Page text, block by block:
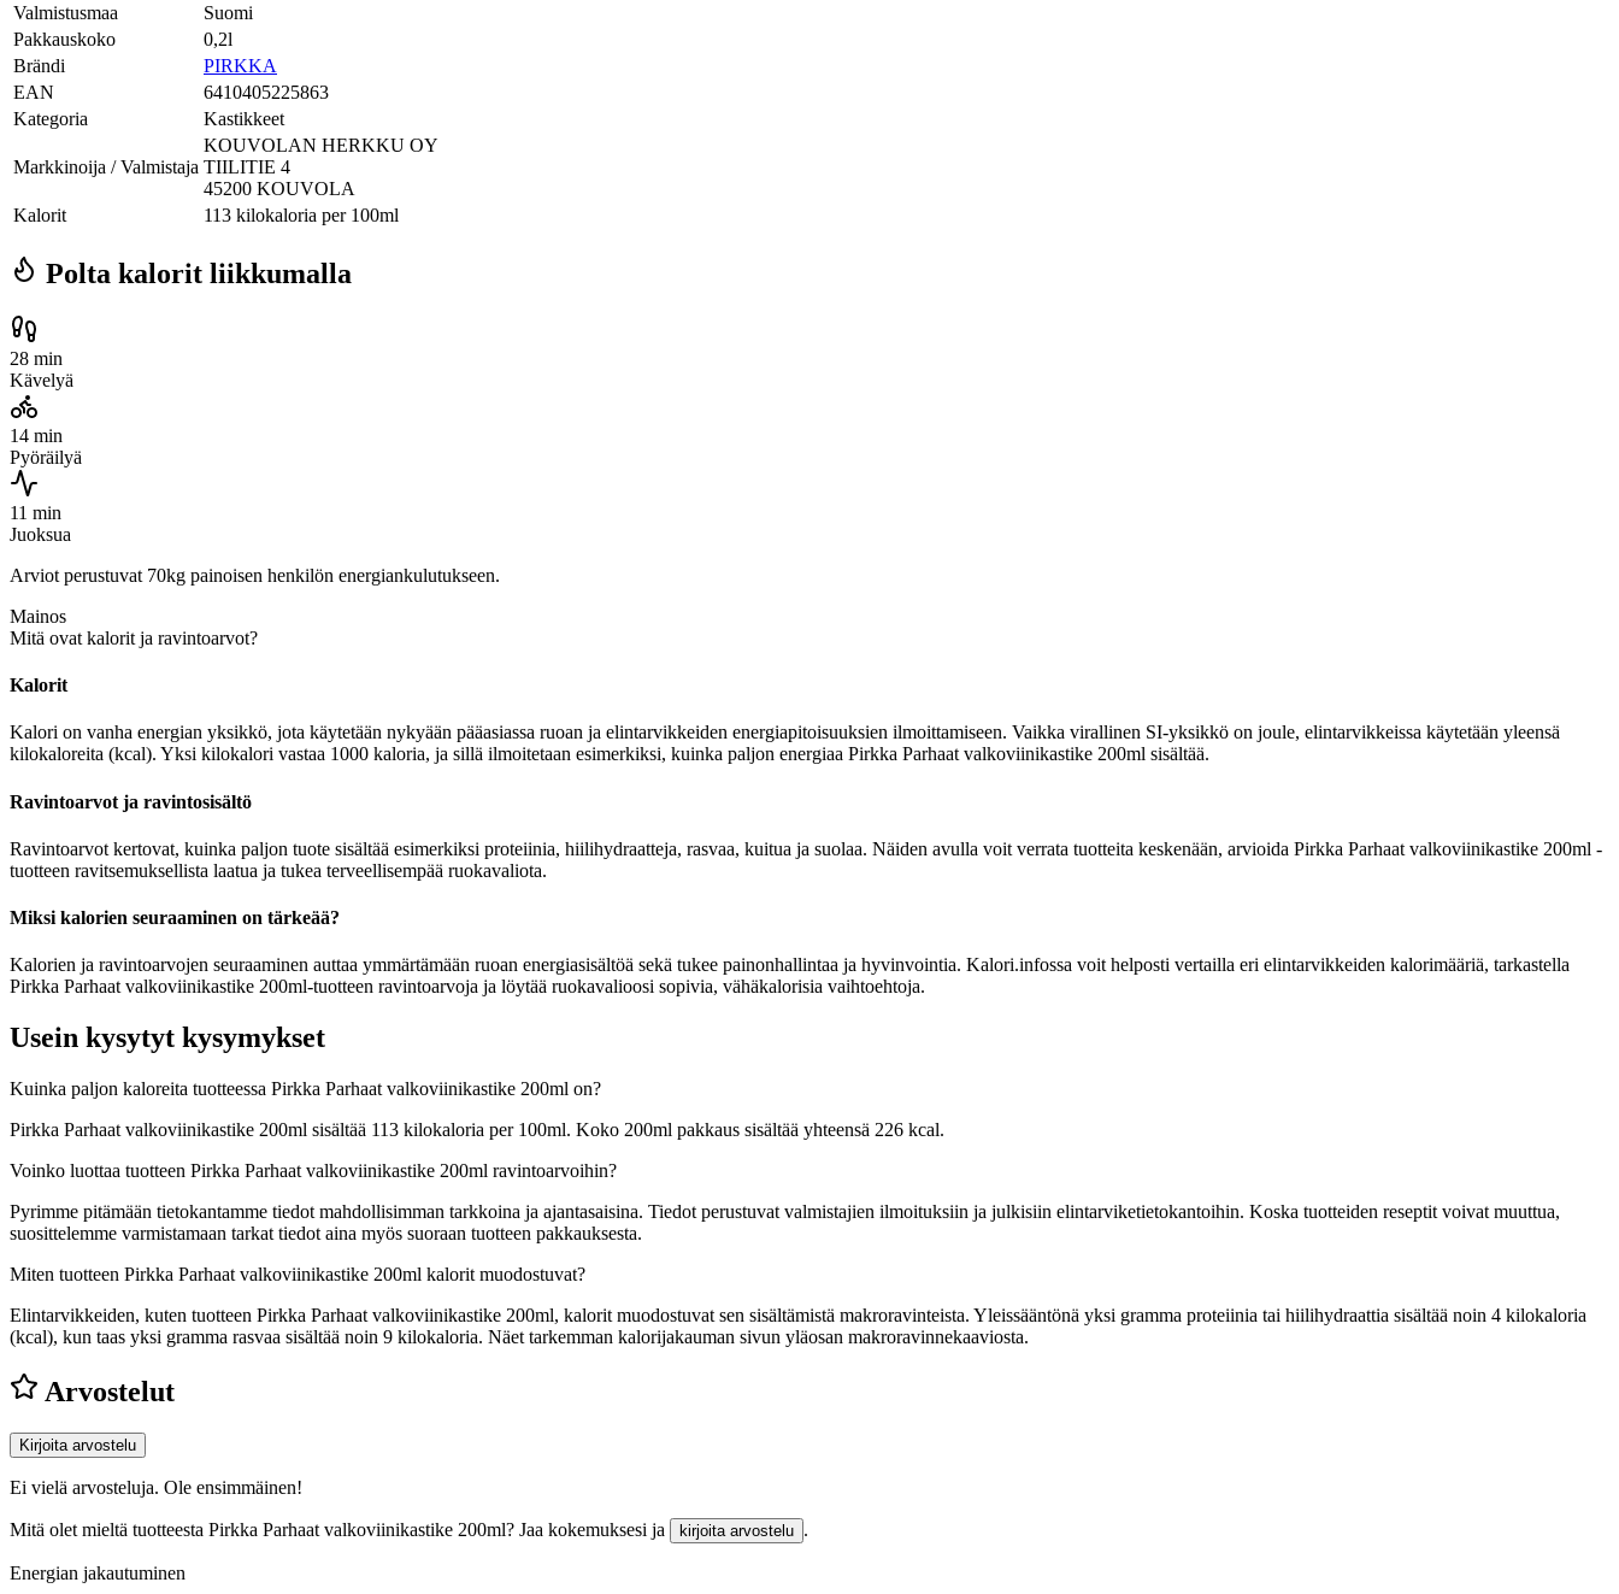
Valmistusmaa
Suomi
Pakkauskoko
0,2l
Brändi
PIRKKA
EAN
6410405225863
Kategoria
Kastikkeet
Markkinoija / Valmistaja
KOUVOLAN HERKKU OY
TIILITIE 4
45200 KOUVOLA
Kalorit
113 kilokaloria per 100ml
Polta kalorit liikkumalla
28 min
Kävelyä
14 min
Pyöräilyä
11 min
Juoksua
Arviot perustuvat 70kg painoisen henkilön energiankulutukseen.
Mainos
Mitä ovat kalorit ja ravintoarvot?
Kalorit
Kalori on vanha energian yksikkö, jota käytetään nykyään pääasiassa ruoan ja elintarvikkeiden energiapitoisuuksien ilmoittamiseen. Vaikka virallinen SI-yksikkö on joule, elintarvikkeissa käytetään yleensä
kilokaloreita (kcal). Yksi kilokalori vastaa 1000 kaloria, ja sillä ilmoitetaan esimerkiksi, kuinka paljon energiaa Pirkka Parhaat valkoviinikastike 200ml sisältää.
Ravintoarvot ja ravintosisältö
Ravintoarvot kertovat, kuinka paljon tuote sisältää esimerkiksi proteiinia, hiilihydraatteja, rasvaa, kuitua ja suolaa. Näiden avulla voit verrata tuotteita keskenään, arvioida Pirkka Parhaat valkoviinikastike 200ml -
tuotteen ravitsemuksellista laatua ja tukea terveellisempää ruokavaliota.
Miksi kalorien seuraaminen on tärkeää?
Kalorien ja ravintoarvojen seuraaminen auttaa ymmärtämään ruoan energiasisältöä sekä tukee painonhallintaa ja hyvinvointia. Kalori.infossa voit helposti vertailla eri elintarvikkeiden kalorimääriä, tarkastella
Pirkka Parhaat valkoviinikastike 200ml-tuotteen ravintoarvoja ja löytää ruokavalioosi sopivia, vähäkalorisia vaihtoehtoja.
Usein kysytyt kysymykset
Kuinka paljon kaloreita tuotteessa Pirkka Parhaat valkoviinikastike 200ml on?
Pirkka Parhaat valkoviinikastike 200ml sisältää 113 kilokaloria per 100ml. Koko 200ml pakkaus sisältää yhteensä 226 kcal.
Voinko luottaa tuotteen Pirkka Parhaat valkoviinikastike 200ml ravintoarvoihin?
Pyrimme pitämään tietokantamme tiedot mahdollisimman tarkkoina ja ajantasaisina. Tiedot perustuvat valmistajien ilmoituksiin ja julkisiin elintarviketietokantoihin. Koska tuotteiden reseptit voivat muuttua,
suosittelemme varmistamaan tarkat tiedot aina myös suoraan tuotteen pakkauksesta.
Miten tuotteen Pirkka Parhaat valkoviinikastike 200ml kalorit muodostuvat?
Elintarvikkeiden, kuten tuotteen Pirkka Parhaat valkoviinikastike 200ml, kalorit muodostuvat sen sisältämistä makroravinteista. Yleissääntönä yksi gramma proteiinia tai hiilihydraattia sisältää noin 4 kilokaloria
(kcal), kun taas yksi gramma rasvaa sisältää noin 9 kilokaloria. Näet tarkemman kalorijakauman sivun yläosan makroravinnekaaviosta.
Arvostelut
Kirjoita arvostelu
Ei vielä arvosteluja. Ole ensimmäinen!
Mitä olet mieltä tuotteesta Pirkka Parhaat valkoviinikastike 200ml? Jaa kokemuksesi ja kirjoita arvostelu .
Energian jakautuminen